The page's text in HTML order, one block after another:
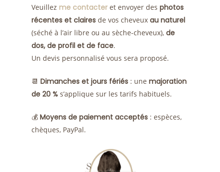
Veuillez me contacter et envoyer desphotos
récentes et claires de vos cheveuxau naturel
(séché à l’air libre ou au sèche-cheveux),de
dos, de profil et de face.
Un devis personnalisé vous sera proposé.
📆Dimanches et jours fériés : unemajoration
de 20 % s’applique sur les tarifs habituels.
💰Moyens de paiement acceptés : espèces,
chèques, PayPal.